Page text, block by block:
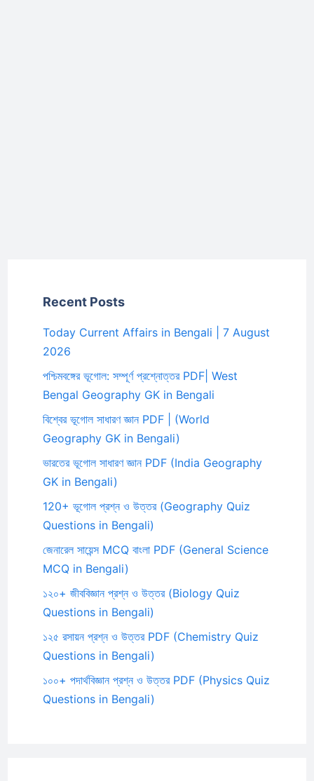
Recent Posts
Today Current Affairs in Bengali | 7 August
2026
পশ্চিমবঙ্গের ভূগোল: সম্পূর্ণ প্রশ্নোত্তর PDF| West
Bengal Geography GK in Bengali
বিশ্বের ভূগোল সাধারণ জ্ঞান PDF | (World
Geography GK in Bengali)
ভারতের ভূগোল সাধারণ জ্ঞান PDF (India Geography
GK in Bengali)
120+ ভূগোল প্রশ্ন ও উত্তর (Geography Quiz
Questions in Bengali)
জেনারেল সায়েন্স MCQ বাংলা PDF (General Science
MCQ in Bengali)
১২০+ জীববিজ্ঞান প্রশ্ন ও উত্তর (Biology Quiz
Questions in Bengali)
১২৫ রসায়ন প্রশ্ন ও উত্তর PDF (Chemistry Quiz
Questions in Bengali)
১০০+ পদার্থবিজ্ঞান প্রশ্ন ও উত্তর PDF (Physics Quiz
Questions in Bengali)